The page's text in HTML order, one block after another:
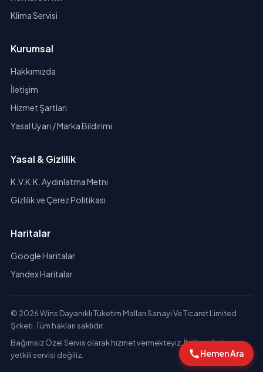
Klima Servisi
Kurumsal
Hakkımızda
İletişim
Hizmet Şartları
Yasal Uyarı / Marka Bildirimi
Yasal & Gizlilik
K.V.K.K. Aydınlatma Metni
Gizlilik ve Çerez Politikası
Haritalar
Google Haritalar
Yandex Haritalar
© 2026 Wins Dayanıklı Tüketim Malları Sanayi Ve Ticaret Limited
Şirketi. Tüm hakları saklıdır.
Bağımsız Özel Servis olarak hizmet vermekteyiz. İlgili markaların
yetkili servisi değiliz.
Hemen Ara